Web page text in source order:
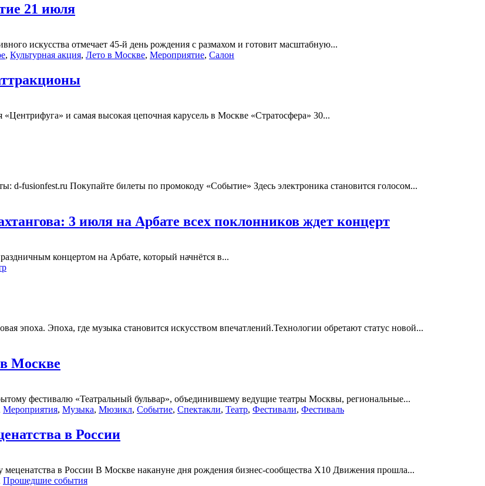
21 июля
искусства отмечает 45-й день рождения с размахом и готовит масштабную...
, Культурная акция, Лето в Москве, Мероприятие, Салон
и самая высокая цепочная карусель в Москве «Стратосфера» 30...
fusionfest.ru Покупайте билеты по промокоду «Событие» Здесь электроника становится голосом...
3 июля на Арбате всех поклонников ждет концерт
концертом на Арбате, который начнётся в...
Эпоха, где музыка становится искусством впечатлений.Технологии обретают статус новой...
Москве
фестивалю «Театральный бульвар», объединившему ведущие театры Москвы, региональные...
Мероприятия, Музыка, Мюзикл, Событие, Спектакли, Театр, Фестивали, Фестиваль
в России
в России В Москве накануне дня рождения бизнес-сообщества X10 Движения прошла...
Прошедшие события